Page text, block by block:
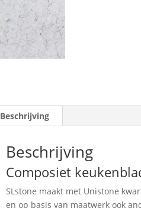
Beschrijving
Beschrijving
Composiet
SLstone maakt met Unistone
en op basis van maatwerk ook